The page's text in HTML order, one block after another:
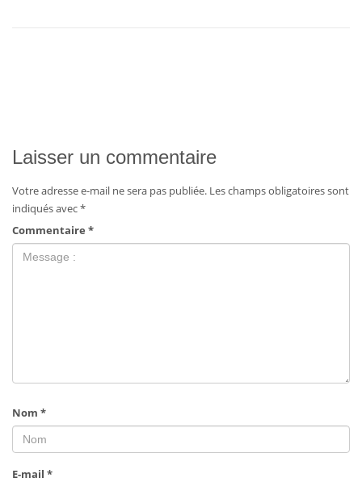
Laisser un commentaire
Votre adresse e-mail ne sera pas publiée. Les champs obligatoires sont
indiqués avec*
Commentaire *
Nom *
E-mail *